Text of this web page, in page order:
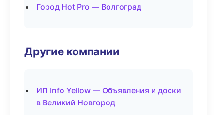
Город Hot Pro — Волгоград
Другие компании
ИП Info Yellow — Объявления и доски
в Великий Новгород